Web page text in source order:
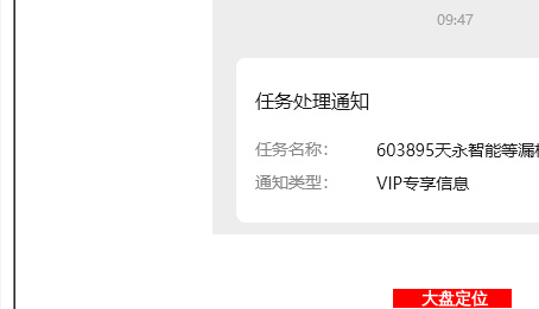
大盘定位